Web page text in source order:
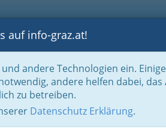
GASTRONOMIE BRANCHEN
auf info-graz.at!
andere Technologien ein.
andere helfen dabei, das
zu betreiben.
Datenschutz Erklärung.